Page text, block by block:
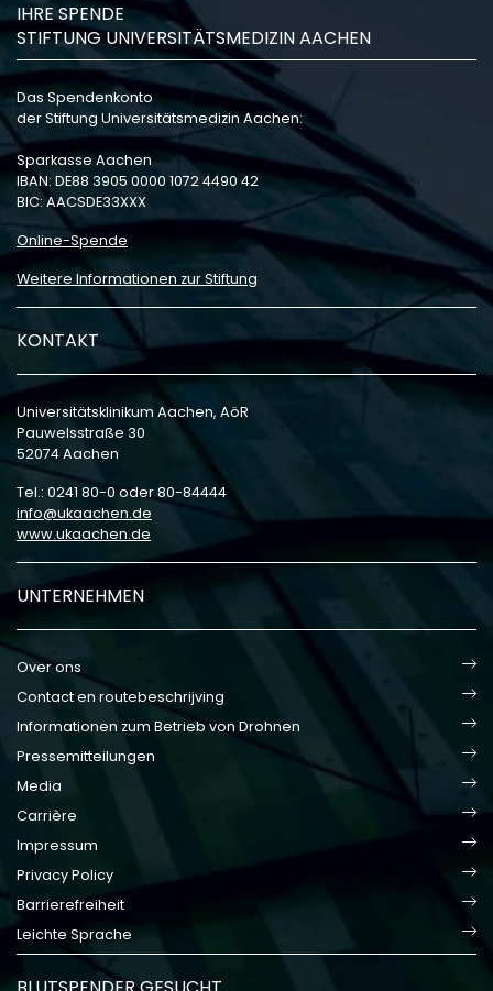
IHRE SPENDE
STIFTUNG UNIVERSITÄTSMEDIZIN AACHEN
Das Spendenkonto
der Stiftung Universitätsmedizin Aachen:
Sparkasse Aachen
IBAN: DE88 3905 0000 1072 4490 42
BIC: AACSDE33XXX
Online-Spende
Weitere Informationen zur Stiftung
KONTAKT
Universitätsklinikum Aachen, AöR
Pauwelsstraße 30
52074 Aachen
Tel.: 0241 80-0 oder 80-84444
info
ukaachen de
www.ukaachen.de
UNTERNEHMEN
Over ons
Contact en routebeschrijving
Informationen zum Betrieb von Drohnen
Pressemitteilungen
Media
Carrière
Impressum
Privacy Policy
Barrierefreiheit
Leichte Sprache